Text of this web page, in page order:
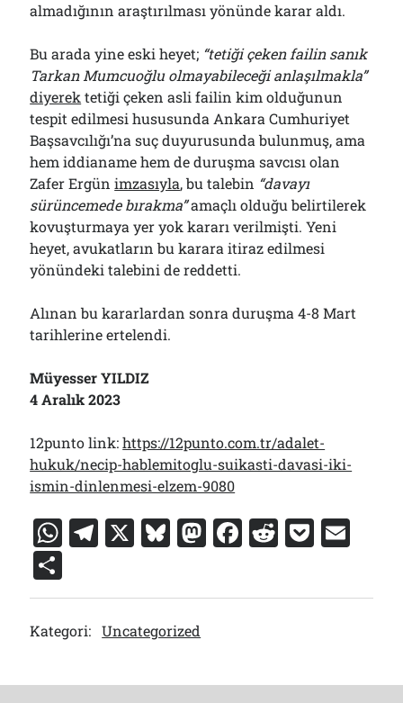
almadığının araştırılması yönünde karar aldı.
Bu arada yine eski heyet; “tetiği çeken failin sanık
Tarkan Mumcuoğlu olmayabileceği anlaşılmakla”
diyerek tetiği çeken asli failin kim olduğunun
tespit edilmesi hususunda Ankara Cumhuriyet
Başsavcılığı’na suç duyurusunda bulunmuş, ama
hem iddianame hem de duruşma savcısı olan
Zafer Ergünimzasıyla, bu talebin “davayı
sürüncemede bırakma”amaçlı olduğu belirtilerek
kovuşturmaya yer yok kararı verilmişti. Yeni
heyet, avukatların bu karara itiraz edilmesi
yönündeki talebini de reddetti.
Alınan bu kararlardan sonra duruşma 4-8 Mart
tarihlerine ertelendi.
Müyesser YILDIZ
4 Aralık 2023
12punto link:https://12punto.com.tr/adalet-
hukuk/necip-hablemitoglu-suikasti-davasi-iki-
ismin-dinlenmesi-elzem-9080
W
at
s
A
p
T
e
gr
a
m
X Bl
e
s
k
y
M
st
o
F
c
o
R
d
P
c ai
h
ar
e
Kategori: Uncategorized